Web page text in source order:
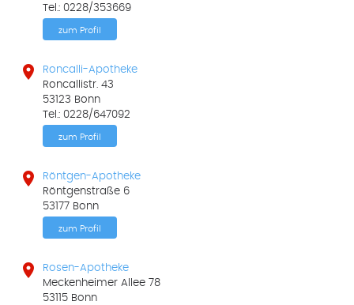
Tel.: 0228/353669
zum Profil

Roncalli-Apotheke
Roncallistr. 43
53123 Bonn
Tel.: 0228/647092
zum Profil

Röntgen-Apotheke
Röntgenstraße 6
53177 Bonn
zum Profil

Rosen-Apotheke
Meckenheimer Allee 78
53115 Bonn